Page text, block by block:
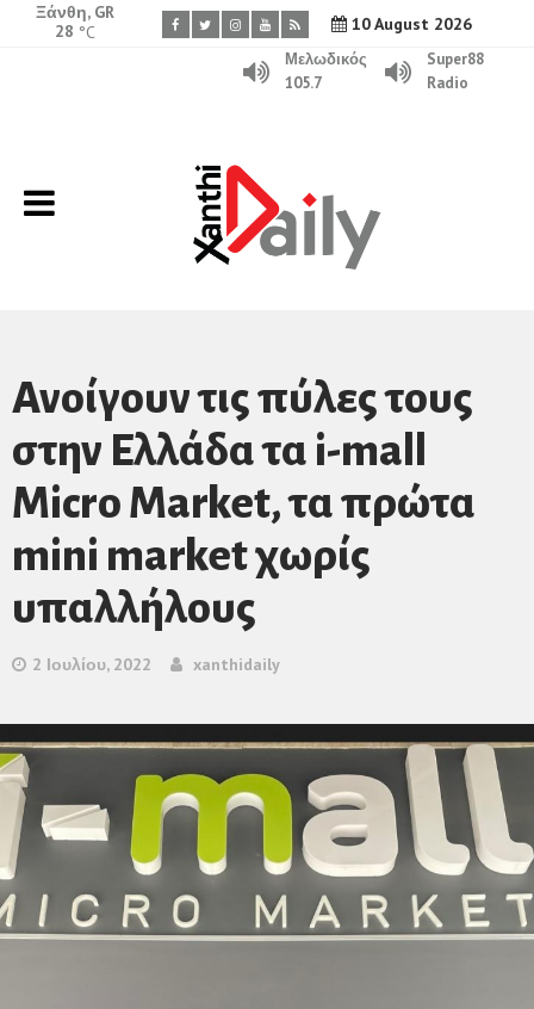
10 August 2026
Ξάνθη, GR
28 °C
Μελωδικός
105.7
Super88
Radio
Ανοίγουν τις πύλες τους
στην Ελλάδα τα i-mall
Micro Market, τα πρώτα
mini market χωρίς
υπαλλήλους
2 Ιουλίου, 2022 xanthidaily